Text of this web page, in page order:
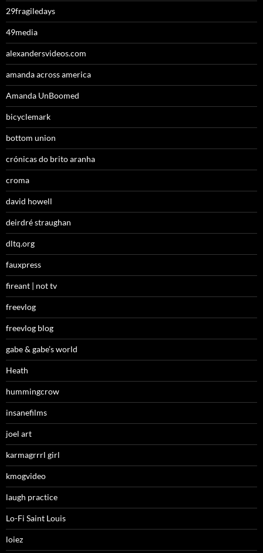
29fragiledays
49media
alexandersvideos.com
amanda across america
Amanda UnBoomed
bicyclemark
bottom union
crónicas do brito aranha
croma
david howell
deirdré straughan
dltq.org
fauxpress
fireant | not tv
freevlog
freevlog blog
gabe & gabe’s world
Heath
hummingcrow
insanefilms
joel art
karmagrrrl girl
kmogvideo
laugh practice
Lo-Fi Saint Louis
loiez